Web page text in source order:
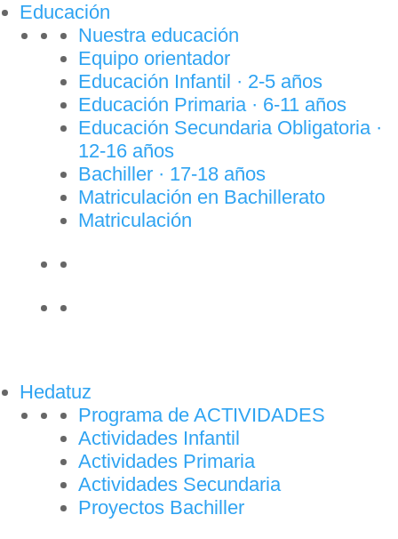
Educación
Nuestra educación
Equipo orientador
Educación Infantil · 2-5 años
Educación Primaria · 6-11 años
Educación Secundaria Obligatoria ·
12-16 años
Bachiller · 17-18 años
Matriculación en Bachillerato
Matriculación
Hedatuz
Programa de ACTIVIDADES
Actividades Infantil
Actividades Primaria
Actividades Secundaria
Proyectos Bachiller